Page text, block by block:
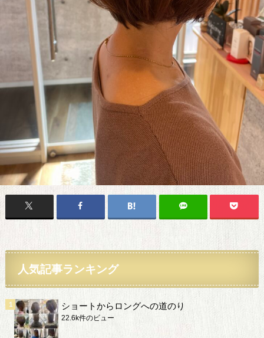
人気記事ランキング
ショートからロングへの道のり
22.6k件のビュー